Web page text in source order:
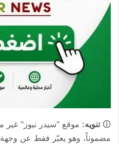
🛈تنويه: موقع "سيدر نيوز" غير
مضموناً، وهو يعبّر فقط عن